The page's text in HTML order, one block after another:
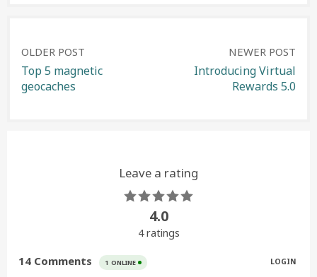
Post
navigation
OLDER POST
Top 5 magnetic
geocaches
NEWER POST
Introducing Virtual
Rewards 5.0